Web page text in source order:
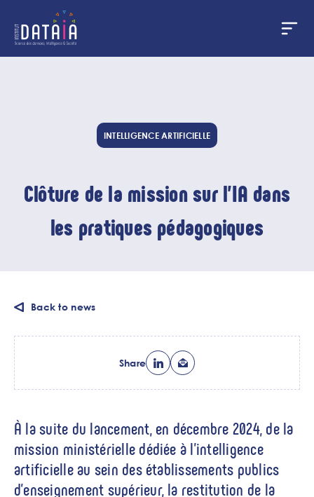
INTELLIGENCE ARTIFICIELLE
Clôture de la mission sur l’IA dans
les pratiques pédagogiques
Back to news
Share
À la suite du lancement, en décembre 2024, de la
mission ministérielle dédiée à l’intelligence
artificielle au sein des établissements publics
d’enseignement supérieur, la restitution de la
Cookies management panel